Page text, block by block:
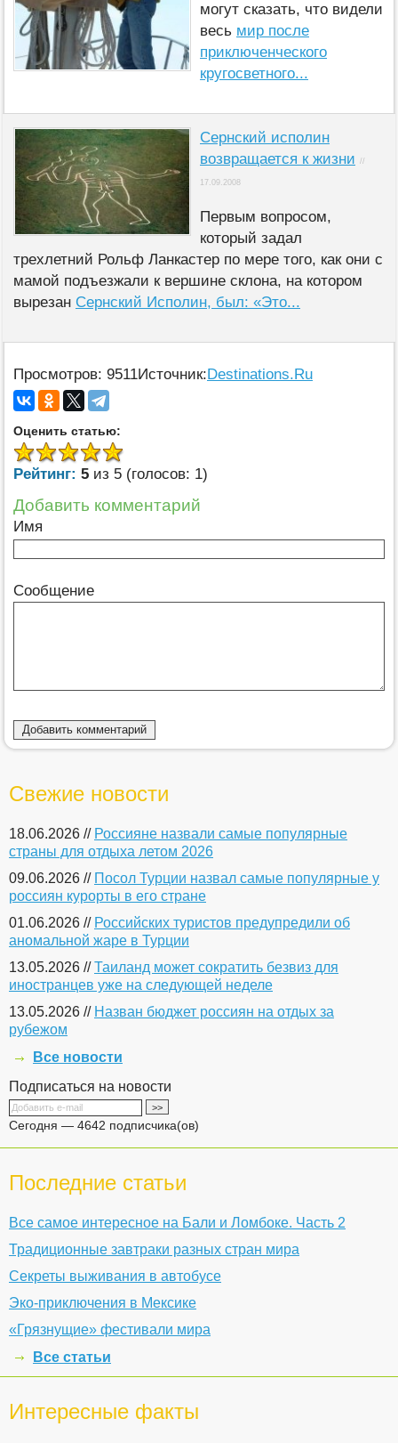
могут сказать, что видели
весь мир после
приключенческого
кругосветного...
Сернский исполин
возвращается к жизни //
17.09.2008
Первым вопросом,
который задал
трехлетний Рольф Ланкастер по мере того, как они с
мамой подъезжали к вершине склона, на котором
вырезан Сернский Исполин, был: «Это...
Просмотров: 9511Источник:Destinations.Ru
Оценить статью:
Рейтинг: 5 из 5 (голосов: 1)
Добавить комментарий
Имя
Сообщение
Свежие новости
18.06.2026 // Россияне назвали самые популярные
страны для отдыха летом 2026
09.06.2026 // Посол Турции назвал самые популярные у
россиян курорты в его стране
01.06.2026 // Российских туристов предупредили об
аномальной жаре в Турции
13.05.2026 //Таиланд может сократить безвиз для
иностранцев уже на следующей неделе
13.05.2026 // Назван бюджет россиян на отдых за
рубежом
Все новости
Подписаться на новости
Сегодня — 4642 подписчика(ов)
Последние статьи
Все самое интересное на Бали и Ломбоке. Часть 2
Традиционные завтраки разных стран мира
Секреты выживания в автобусе
Эко-приключения в Мексике
«Грязнущие» фестивали мира
Все статьи
Интересные факты